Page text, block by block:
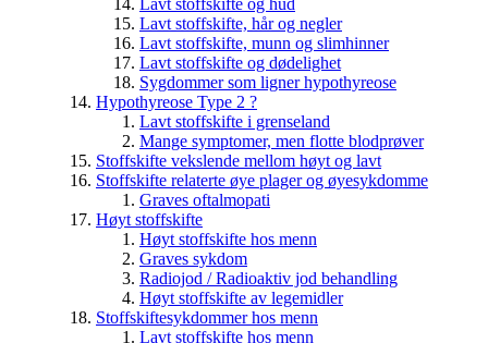
Lavt stoffskifte og hud
Lavt stoffskifte, hår og negler
Lavt stoffskifte, munn og slimhinner
Lavt stoffskifte og dødelighet
Sygdommer som ligner hypothyreose
Hypothyreose Type 2 ?
Lavt stoffskifte i grenseland
Mange symptomer, men flotte blodprøver
Stoffskifte vekslende mellom høyt og lavt
Stoffskifte relaterte øye plager og øyesykdomme
Graves oftalmopati
Høyt stoffskifte
Høyt stoffskifte hos menn
Graves sykdom
Radiojod / Radioaktiv jod behandling
Høyt stoffskifte av legemidler
Stoffskiftesykdommer hos menn
Lavt stoffskifte hos menn